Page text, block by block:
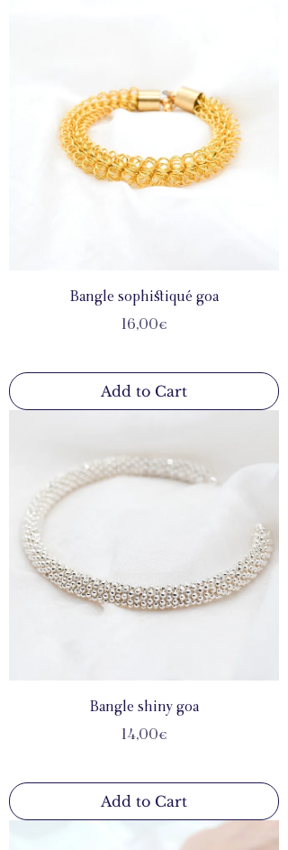
Bangle sophistiqué goa
Price
16,00€
Add to Cart
Bangle shiny goa
Price
14,00€
Add to Cart